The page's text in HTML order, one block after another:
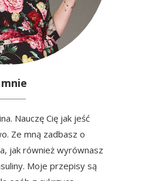
Nauczę Cię jak jeść
Ze mną zadbasz o
jak również wyrównasz
Moje przepisy są